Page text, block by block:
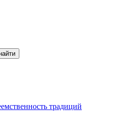
традиций